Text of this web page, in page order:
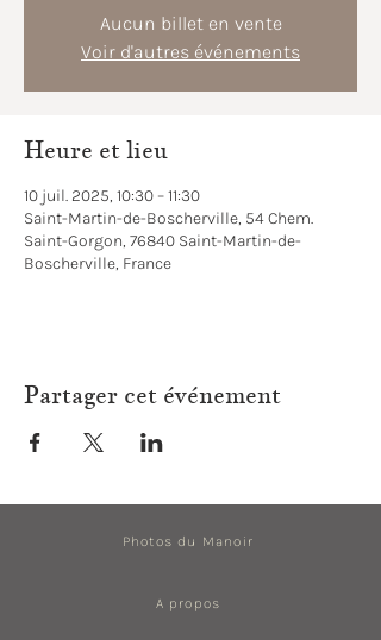
Aucun billet en vente
Voir d'autres événements
Heure et lieu
10 juil. 2025, 10:30 – 11:30
Saint-Martin-de-Boscherville, 54 Chem.
Saint-Gorgon, 76840 Saint-Martin-de-
Boscherville, France
Partager cet événement
Photos du Manoir
A propos